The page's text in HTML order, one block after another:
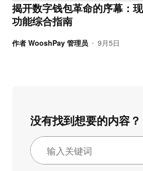
揭开数字钱包革命的序幕：
功能综合指南
作者 WooshPay 管理员 • 9月5日
没有找到想要的内容？